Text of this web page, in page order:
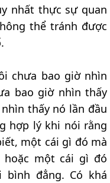
nhất thực sự quan
thể tránh được
chưa bao giờ nhìn
bao giờ nhìn thấy
thấy nó lần đầu
hợp lý khi nói rằng
một cái gì đó mà
hoặc một cái gì đó
đẳng. Có khá